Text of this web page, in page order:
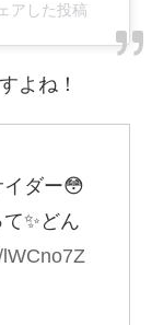
アした投稿
よね！
ダー😳
✨どん